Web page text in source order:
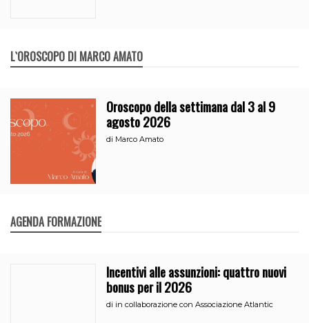
L`OROSCOPO DI MARCO AMATO
Oroscopo della settimana dal 3 al 9
agosto 2026
di Marco Amato
AGENDA FORMAZIONE
Incentivi alle assunzioni: quattro nuovi
bonus per il 2026
di in collaborazione con Associazione Atlantic